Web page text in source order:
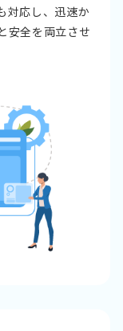
対応し、迅速か
安全を両立させ